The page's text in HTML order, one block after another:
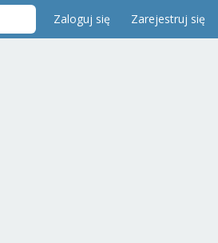
Zaloguj się Zarejestruj się